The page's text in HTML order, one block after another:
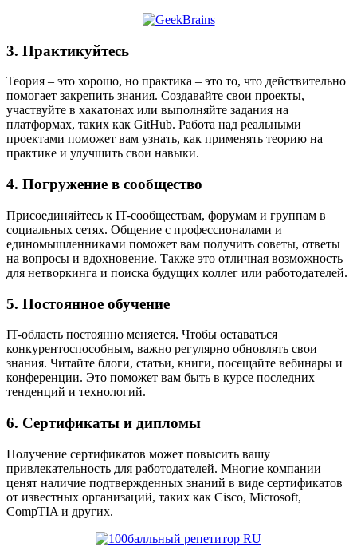
3. Практикуйтесь
Теория – это хорошо, но практика – это то, что действительно
помогает закрепить знания. Создавайте свои проекты,
участвуйте в хакатонах или выполняйте задания на
платформах, таких как GitHub. Работа над реальными
проектами поможет вам узнать, как применять теорию на
практике и улучшить свои навыки.
4. Погружение в сообщество
Присоединяйтесь к IT-сообществам, форумам и группам в
социальных сетях. Общение с профессионалами и
единомышленниками поможет вам получить советы, ответы
на вопросы и вдохновение. Также это отличная возможность
для нетворкинга и поиска будущих коллег или работодателей.
5. Постоянное обучение
IT-область постоянно меняется. Чтобы оставаться
конкурентоспособным, важно регулярно обновлять свои
знания. Читайте блоги, статьи, книги, посещайте вебинары и
конференции. Это поможет вам быть в курсе последних
тенденций и технологий.
6. Сертификаты и дипломы
Получение сертификатов может повысить вашу
привлекательность для работодателей. Многие компании
ценят наличие подтвержденных знаний в виде сертификатов
от известных организаций, таких как Cisco, Microsoft,
CompTIA и других.